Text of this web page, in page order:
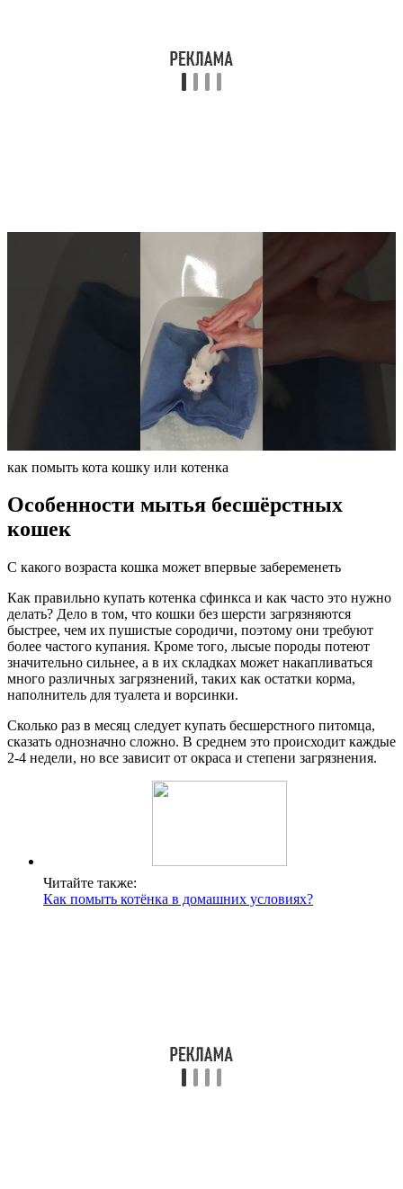
как помыть кота кошку или котенка
Особенности мытья бесшёрстных
кошек
С какого возраста кошка может впервые забеременеть
Как правильно купать котенка сфинкса и как часто это нужно
делать? Дело в том, что кошки без шерсти загрязняются
быстрее, чем их пушистые сородичи, поэтому они требуют
более частого купания. Кроме того, лысые породы потеют
значительно сильнее, а в их складках может накапливаться
много различных загрязнений, таких как остатки корма,
наполнитель для туалета и ворсинки.
Сколько раз в месяц следует купать бесшерстного питомца,
сказать однозначно сложно. В среднем это происходит каждые
2-4 недели, но все зависит от окраса и степени загрязнения.
Читайте также:
Как помыть котёнка в домашних условиях?